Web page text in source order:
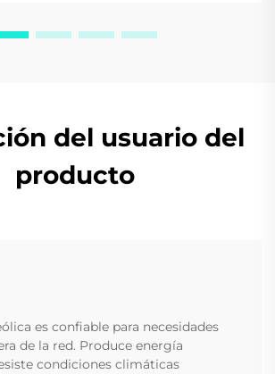
del usuario del
producto
es confiable para necesidades
de la red. Produce energía
condiciones climáticas